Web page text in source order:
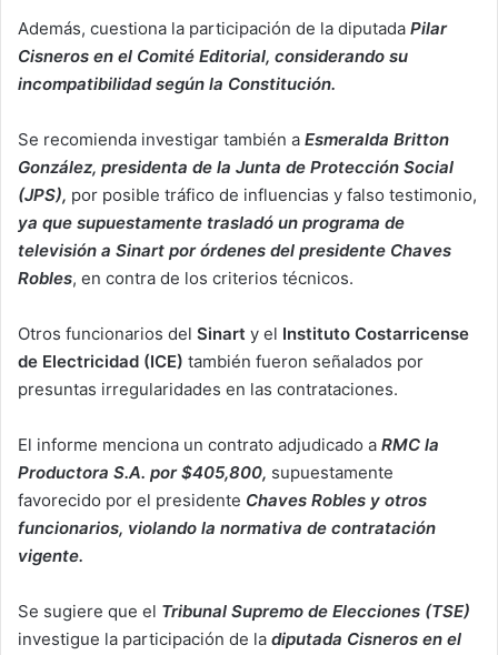
Además, cuestiona la participación de la diputada Pilar
Cisneros en el Comité Editorial, considerando su
incompatibilidad según la Constitución.
Se recomienda investigar también a Esmeralda Britton
González, presidenta de la Junta de Protección Social
(JPS), por posible tráfico de influencias y falso testimonio,
ya que supuestamente trasladó un programa de
televisión a Sinart por órdenes del presidente Chaves
Robles, en contra de los criterios técnicos.
Otros funcionarios del Sinart y el Instituto Costarricense
de Electricidad (ICE) también fueron señalados por
presuntas irregularidades en las contrataciones.
El informe menciona un contrato adjudicado a RMC la
Productora S.A. por $405,800, supuestamente
favorecido por el presidente Chaves Robles y otros
funcionarios, violando la normativa de contratación
vigente.
Se sugiere que el Tribunal Supremo de Elecciones (TSE)
investigue la participación de la diputada Cisneros en el